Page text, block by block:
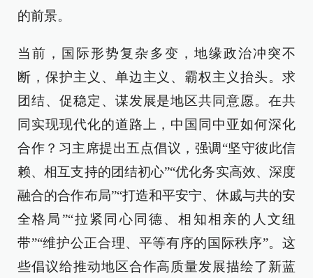
的前景。
当前，国际形势复杂多变，地缘政治冲突不
断，保护主义、单边主义、霸权主义抬头。求
团结、促稳定、谋发展是地区共同意愿。在共
同实现现代化的道路上，中国同中亚如何深化
合作？习主席提出五点倡议，强调“坚守彼此信
赖、相互支持的团结初心”“优化务实高效、深度
融合的合作布局”“打造和平安宁、休戚与共的安
全格局”“拉紧同心同德、相知相亲的人文纽
带”“维护公正合理、平等有序的国际秩序”。这
些倡议给推动地区合作高质量发展描绘了新蓝